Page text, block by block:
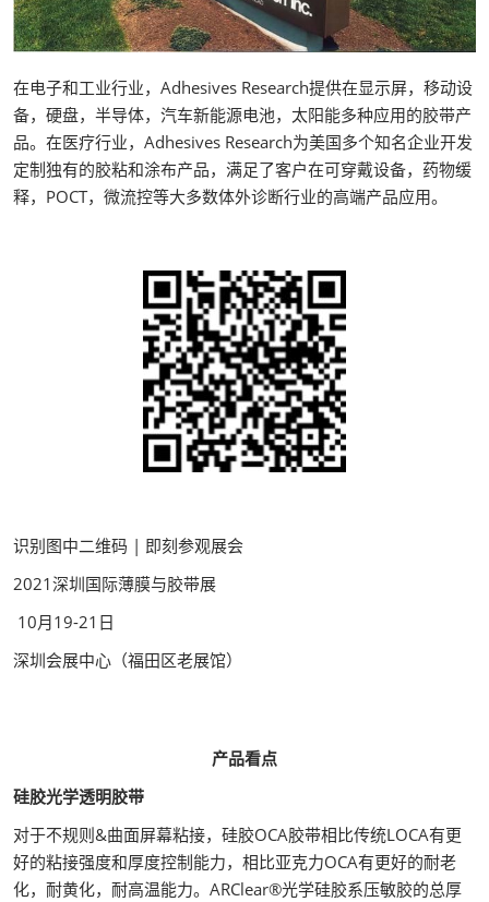
在电子和工业行业，Adhesives Research提供在显示屏，移动设
备，硬盘，半导体，汽车新能源电池，太阳能多种应用的胶带产
品。在医疗行业，Adhesives Research为美国多个知名企业开发
定制独有的胶粘和涂布产品，满足了客户在可穿戴设备，药物缓
释，POCT，微流控等大多数体外诊断行业的高端产品应用。
识别图中二维码 | 即刻参观展会
2021深圳国际薄膜与胶带展
10月19-21日
深圳会展中心（福田区老展馆）
产品看点
硅胶光学透明胶带
对于不规则&曲面屏幕粘接，硅胶OCA胶带相比传统LOCA有更
好的粘接强度和厚度控制能力，相比亚克力OCA有更好的耐老
化，耐黄化，耐高温能力。ARClear®光学硅胶系压敏胶的总厚